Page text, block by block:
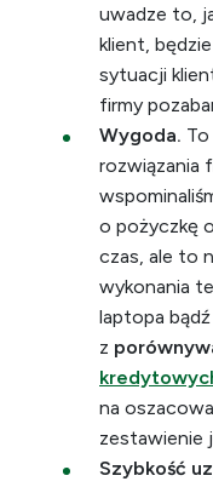
uwadze to,
klient,
sytuacji
firmy
Wygoda.
rozwiązania
o pożyczkę
czas, ale to
wykonania
laptopa
z
na
zestawienie
Szybkość